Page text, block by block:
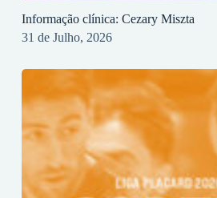
Informação clínica: Cezary Miszta
31 de Julho, 2026